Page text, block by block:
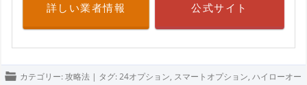
詳しい業者情報 公式サイト
カテゴリー: 攻略法 | タグ: 24オプション, スマートオプション, ハイローオー